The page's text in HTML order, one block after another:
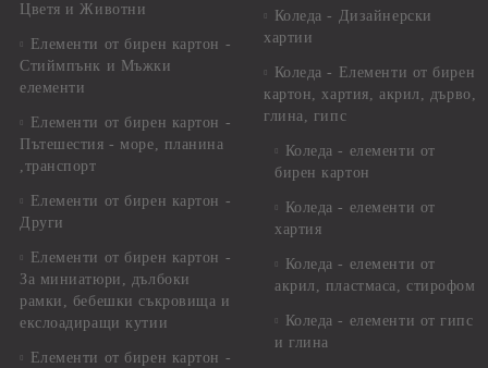
Цветя и Животни
Елементи от бирен картон -
Стиймпънк и Мъжки
елементи
Елементи от бирен картон -
Пътешестия - море, планина
,транспорт
Елементи от бирен картон -
Други
Елементи от бирен картон -
За миниатюри, дълбоки
рамки, бебешки съкровища и
екслоадиращи кутии
Елементи от бирен картон -
Коледа - Дизайнерски
хартии
Коледа - Eлементи от бирен
картон, хартия, акрил, дърво,
глина, гипс
Коледа - елементи от
бирен картон
Коледа - елементи от
хартия
Коледа - елементи от
акрил, пластмаса, стирофом
Коледа - елементи от гипс
и глина